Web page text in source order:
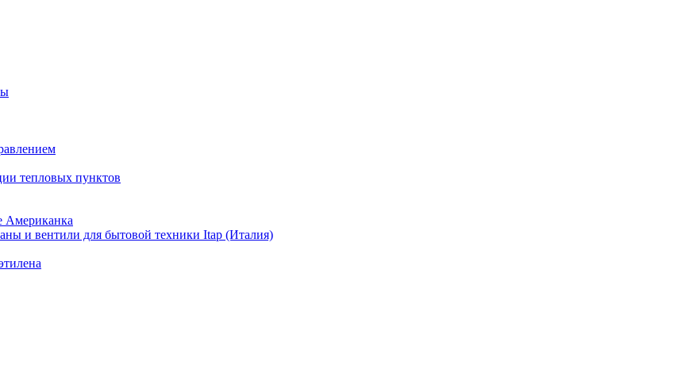
тепловых пунктов
Американка
и вентили для бытовой техники Itap (Италия)